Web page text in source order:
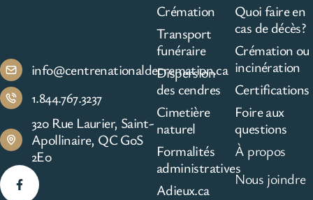
info@centrenationaldecremation.ca
1.844.767.3237
320 Rue Laurier, Saint-
Apollinaire, QC G0S
2E0
Crémation
Transport
funéraire
Dispersion
des cendres
Cimetière
naturel
Formalités
administratives
Adieux.ca
Quoi faire en
cas de décès?
Crémation ou
incinération
Certifications
Foire aux
questions
À propos
Nous joindre